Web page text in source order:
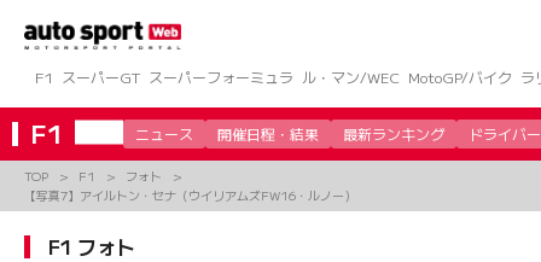
ツ
へ
ス
キ
プ
F1 スーパーGT スーパーフォーミュラ ル・マン/WEC MotoGP/バイク ラ
F1 ニュース 開催日程・結果 最新ランキング ドライバー
TOP F1
フォト
【写真7】アイルトン・セナ（ウイリアムズFW16・ルノー）
F1 フォト